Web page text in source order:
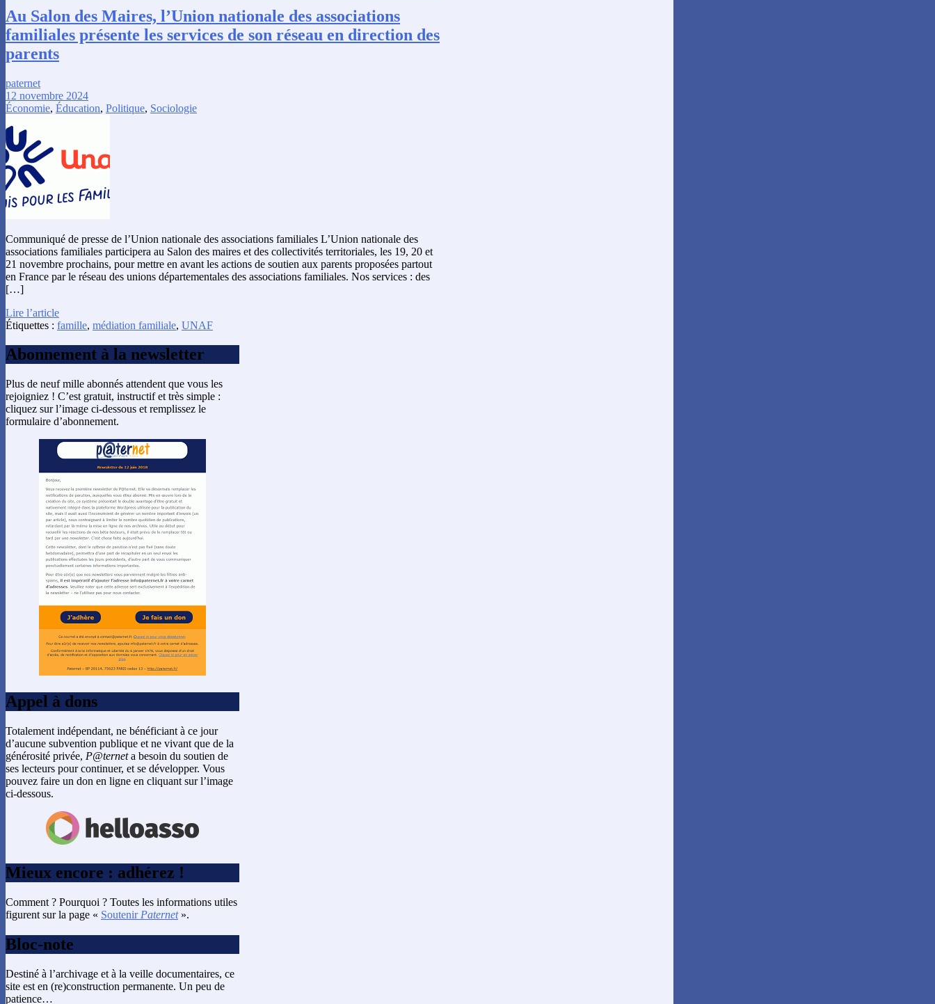
Au Salon des Maires, l’Union nationale des associations
familiales présente les services de son réseau en direction des
parents
paternet
12 novembre 2024
Économie, Éducation, Politique, Sociologie
Communiqué de presse de l’Union nationale des associations familiales L’Union nationale des
associations familiales participera au Salon des maires et des collectivités territoriales, les 19, 20 et
21 novembre prochains, pour mettre en avant les actions de soutien aux parents proposées partout
en France par le réseau des unions départementales des associations familiales. Nos services : des
[…]
Lire l’article
Étiquettes : famille, médiation familiale, UNAF
Abonnement à la newsletter
Plus de neuf mille abonnés attendent que vous les
rejoigniez ! C’est gratuit, instructif et très simple :
cliquez sur l’image ci-dessous et remplissez le
formulaire d’abonnement.
Appel à dons
Totalement indépendant, ne bénéficiant à ce jour
d’aucune subvention publique et ne vivant que de la
générosité privée, P@terneta besoin du soutien de
ses lecteurs pour continuer, et se développer. Vous
pouvez faire un don en ligne en cliquant sur l’image
ci-dessous.
Mieux encore : adhérez !
Comment ? Pourquoi ? Toutes les informations utiles
figurent sur la page « Soutenir Paternet».
Bloc-note
Destiné à l’archivage et à la veille documentaires, ce
site est en (re)construction permanente. Un peu de
patience…